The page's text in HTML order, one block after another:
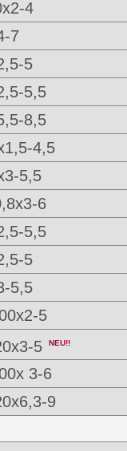
4
7
5
5,5
8,5
4,5
5,5
6
5,5
5
5,5
5
5
NEU!!
3-6
9